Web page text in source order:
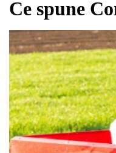
Ce spune